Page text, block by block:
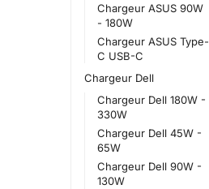
Chargeur ASUS 90W
- 180W
Chargeur ASUS Type-
C USB-C
Chargeur Dell
Chargeur Dell 180W -
330W
Chargeur Dell 45W -
65W
Chargeur Dell 90W -
130W